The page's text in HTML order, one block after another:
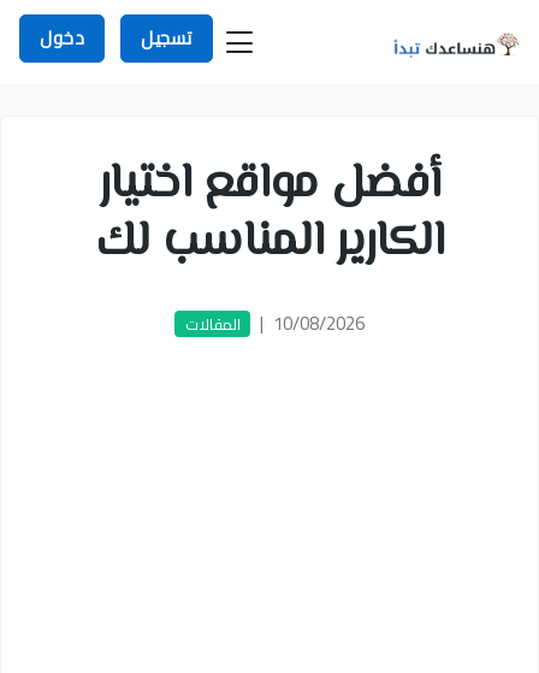
تسجيل دخول
أفضل مواقع اختيار
الكارير المناسب لك
10/08/2026
| المقالات